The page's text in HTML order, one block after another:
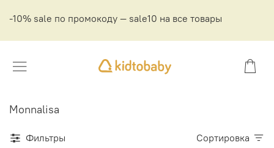
-10% sale по промокоду — sale10 на все товары
Monnalisa
Фильтры Сортировка